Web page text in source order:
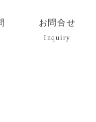
お問合せ
Inquiry